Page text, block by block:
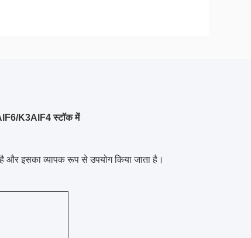
K3AlF4 स्टॉक में
है और इसका व्यापक रूप से उपयोग किया जाता है।